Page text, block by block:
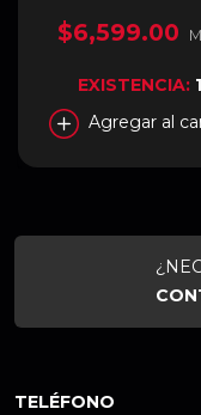
$6,599.00
EXISTENCIA: 1
Agregar al
TELÉFONO